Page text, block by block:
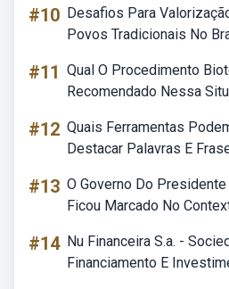
#10 Desafios Para
Povos Tradicionais No
#11 Qual O Procedimento
Recomendado Nessa
#12 Quais Ferramentas
Destacar Palavras E
#13 O Governo Do
Ficou Marcado No
#14 Nu Financeira S.a. -
Financiamento E